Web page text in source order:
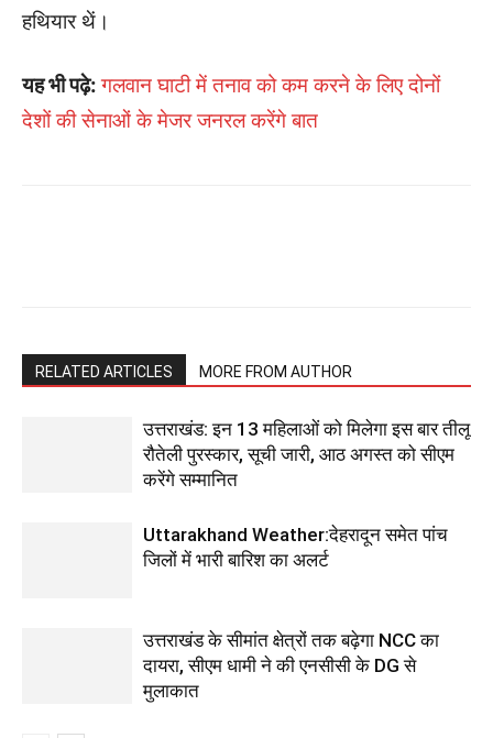
हथियार थें।
यह भी पढ़े:गलवान घाटी में तनाव को कम करने के लिए दोनों
देशों की सेनाओं के मेजर जनरल करेंगे बात
RELATED ARTICLES MORE FROM AUTHOR
उत्तराखंड: इन 13 महिलाओं को मिलेगा इस बार तीलू
रौतेली पुरस्कार, सूची जारी, आठ अगस्त को सीएम
करेंगे सम्मानित
Uttarakhand Weather:देहरादून समेत पांच
जिलों में भारी बारिश का अलर्ट
उत्तराखंड के सीमांत क्षेत्रों तक बढ़ेगा NCC का
दायरा, सीएम धामी ने की एनसीसी के DG से
मुलाकात